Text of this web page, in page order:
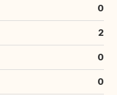
0
2
0
0